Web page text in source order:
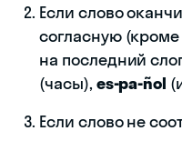
Если слово
согласную
на последний
(часы), es-pa-ñol
Если слово не